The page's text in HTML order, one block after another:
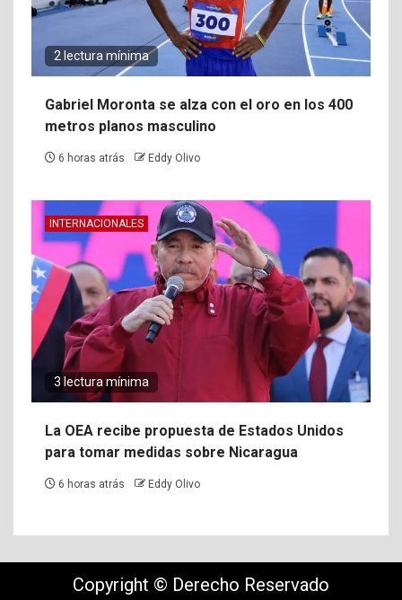
2 lectura mínima
Gabriel Moronta se alza con el oro en los 400
metros planos masculino
6 horas atrás Eddy Olivo
INTERNACIONALES
3 lectura mínima
La OEA recibe propuesta de Estados Unidos
para tomar medidas sobre Nicaragua
6 horas atrás Eddy Olivo
Copyright © Derecho Reservado